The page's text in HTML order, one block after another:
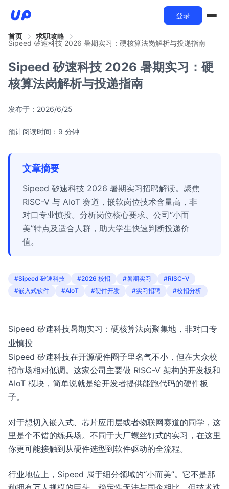
登录
首页
求职攻略
Sipeed 矽速科技 2026 暑期实习：硬核算法岗解析与投递指南
Sipeed 矽速科技 2026 暑期实习：硬
核算法岗解析与投递指南
发布于： 2026/6/25
预计阅读时间：9 分钟
文章摘要
Sipeed 矽速科技 2026 暑期实习招聘解读。聚焦
RISC-V 与 AIoT 赛道，嵌软岗位技术含量高，非
对口专业慎投。分析岗位核心要求、公司“小而
美”特点及适合人群，助大学生快速判断投递价
值。
#Sipeed 矽速科技 #2026 校招 #暑期实习
#RISC-V
#嵌入式软件
#AIoT #硬件开发 #实习招聘 #校招分析
Sipeed 矽速科技暑期实习：硬核算法岗聚集地，非对口专
业慎投
Sipeed 矽速科技在开源硬件圈子里名气不小，但在大众校
招市场相对低调。这家公司主要做 RISC-V 架构的开发板和
AIoT 模块，简单说就是给开发者提供能跑代码的硬件板
子。
对于想切入嵌入式、芯片应用层或者物联网赛道的同学，这
里是个不错的练兵场。不同于大厂螺丝钉式的实习，在这里
你更可能接触到从硬件选型到软件驱动的全流程。
行业地位上，Sipeed 属于细分领域的“小而美”。它不是那